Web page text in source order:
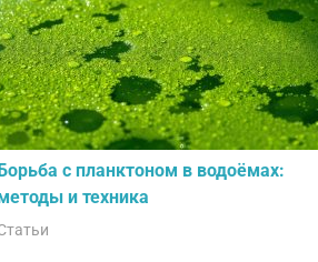
с планктоном в водоёмах:
и техника